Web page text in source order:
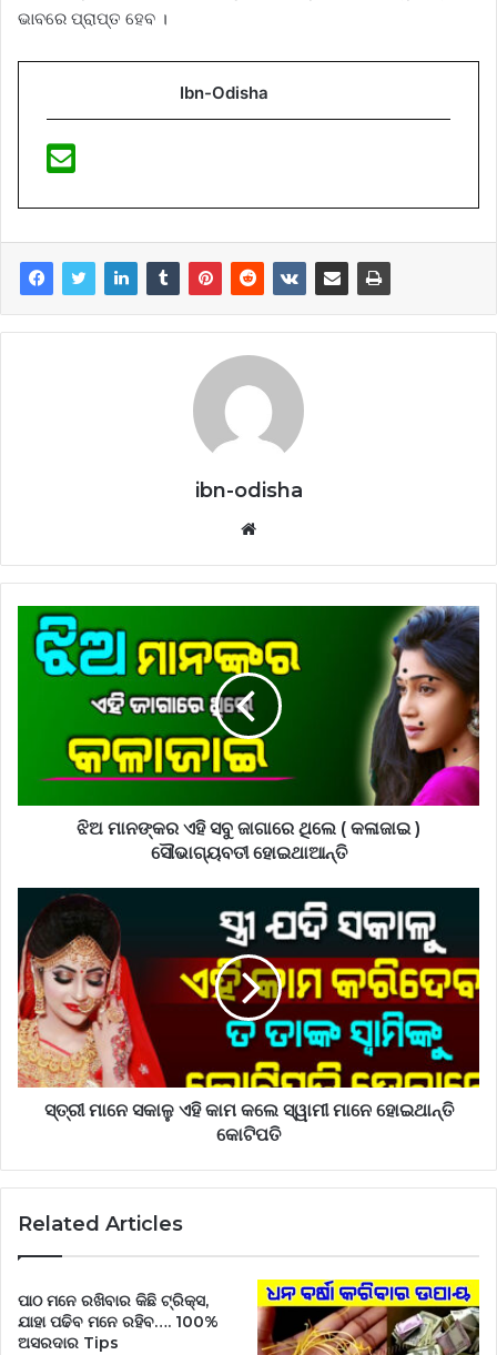
ଭାବରେ ପ୍ରାପ୍ତ ହେବ ।
Ibn-Odisha
ibn-odisha
Website
ଝିଅ ମାନଙ୍କର ଏହି ସବୁ ଜାଗାରେ ଥିଲେ ( କଳାଜାଇ )
ସୌଭାଗ୍ୟବତୀ ହୋଇଥାଆନ୍ତି
ସ୍ତ୍ରୀ ମାନେ ସକାଳୁ ଏହି କାମ କଲେ ସ୍ୱାମୀ ମାନେ ହୋଇଥାନ୍ତି
କୋଟିପତି
Related Articles
ପାଠ ମନେ ରଖିବାର କିଛି ଟ୍ରିକ୍ସ,
ଯାହା ପଢିବ ମନେ ରହିବ…. 100%
ଅସରଦାର Tips